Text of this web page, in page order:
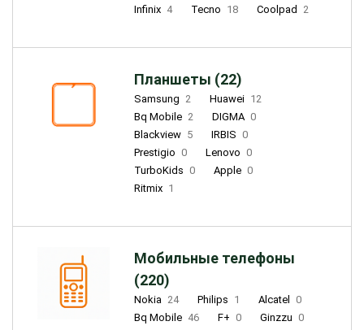
Infinix 4 Tecno 18 Coolpad 2
Планшеты (22)
Samsung 2 Huawei 12
Bq Mobile 2 DIGMA 0
Blackview 5 IRBIS 0
Prestigio 0 Lenovo 0
TurboKids 0 Apple 0
Ritmix 1
Мобильные телефоны
(220)
Nokia 24 Philips 1 Alcatel
0
Bq Mobile 46 F+ 0 Ginzzu 0